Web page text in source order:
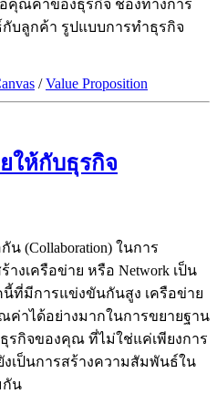
คุณค่าของธุรกิจ ช่องทางการ
บลูกค้า รูปแบบการทำธุรกิจ
/Value Proposition
ให้กับธุรกิจ
(Collaboration) ในการ
งเครือข่าย หรือ Network เป็น
นี้ที่มีการแข่งขันกันสูง เครือข่าย
ค่าได้อย่างมากในการขยายฐาน
รกิจของคุณ ที่ไม่ใช่แค่เพียงการ
เป็นการสร้างความสัมพันธ์ใน
กัน